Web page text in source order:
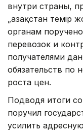
внутри страны,
„Қазақстан
органам
перевозок и
получателями
обязательств по
роста цен.
Подводя итоги
поручил
усилить